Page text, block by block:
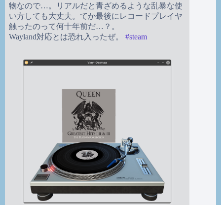
物なので…。リアルだと青ざめるような乱暴な使
い方しても大丈夫。てか最後にレコードプレイヤ
触ったのって何十年前だ…？。
Wayland対応とは恐れ入ったぜ。 #steam